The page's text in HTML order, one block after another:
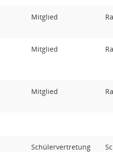
Mitglied
Mitglied
Mitglied
Schülervertretung